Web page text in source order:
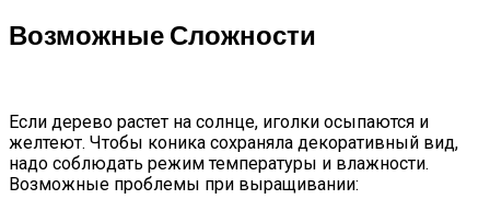
Возможные Сложности
Если дерево растет на солнце, иголки осыпаются и
желтеют. Чтобы коника сохраняла декоративный вид,
надо соблюдать режим температуры и влажности.
Возможные проблемы при выращивании: